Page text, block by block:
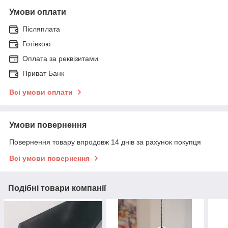
Умови оплати
Післяплата
Готівкою
Оплата за реквізитами
Приват Банк
Всі умови оплати
Умови повернення
Повернення товару впродовж 14 днів за рахунок покупця
Всі умови повернення
Подібні товари компанії